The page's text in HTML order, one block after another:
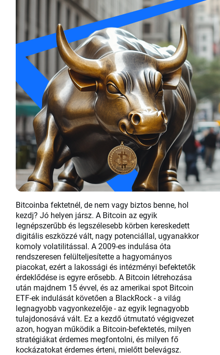
Bitcoinba fektetnél, de nem vagy biztos benne, hol
kezdj? Jó helyen jársz. A Bitcoin az egyik
legnépszerűbb és legszélesebb körben kereskedett
digitális eszközzé vált, nagy potenciállal, ugyanakkor
komoly volatilitással. A 2009-es indulása óta
rendszeresen felülteljesítette a hagyományos
piacokat, ezért a lakossági és intézményi befektetők
érdeklődése is egyre erősebb. A Bitcoin létrehozása
után majdnem 15 évvel, és az amerikai spot Bitcoin
ETF-ek indulását követően a BlackRock - a világ
legnagyobb vagyonkezelője - az egyik legnagyobb
tulajdonosává vált. Ez a kezdő útmutató végigvezet
azon, hogyan működik a Bitcoin-befektetés, milyen
stratégiákat érdemes megfontolni, és milyen fő
kockázatokat érdemes érteni, mielőtt belevágsz.